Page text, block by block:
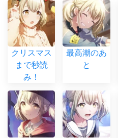
クリスマス
まで秒読
み！
最高潮のあ
と